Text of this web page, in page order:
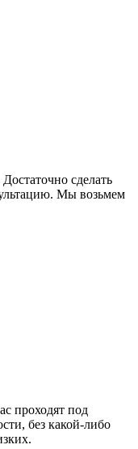
сделать
Мы возьмем
проходят под
без какой-либо